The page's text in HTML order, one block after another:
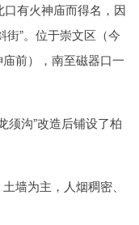
有火神庙而得名，因
街”。位于崇文区（今
前），南至磁器口一
须沟”改造后铺设了柏
墙为主，人烟稠密、